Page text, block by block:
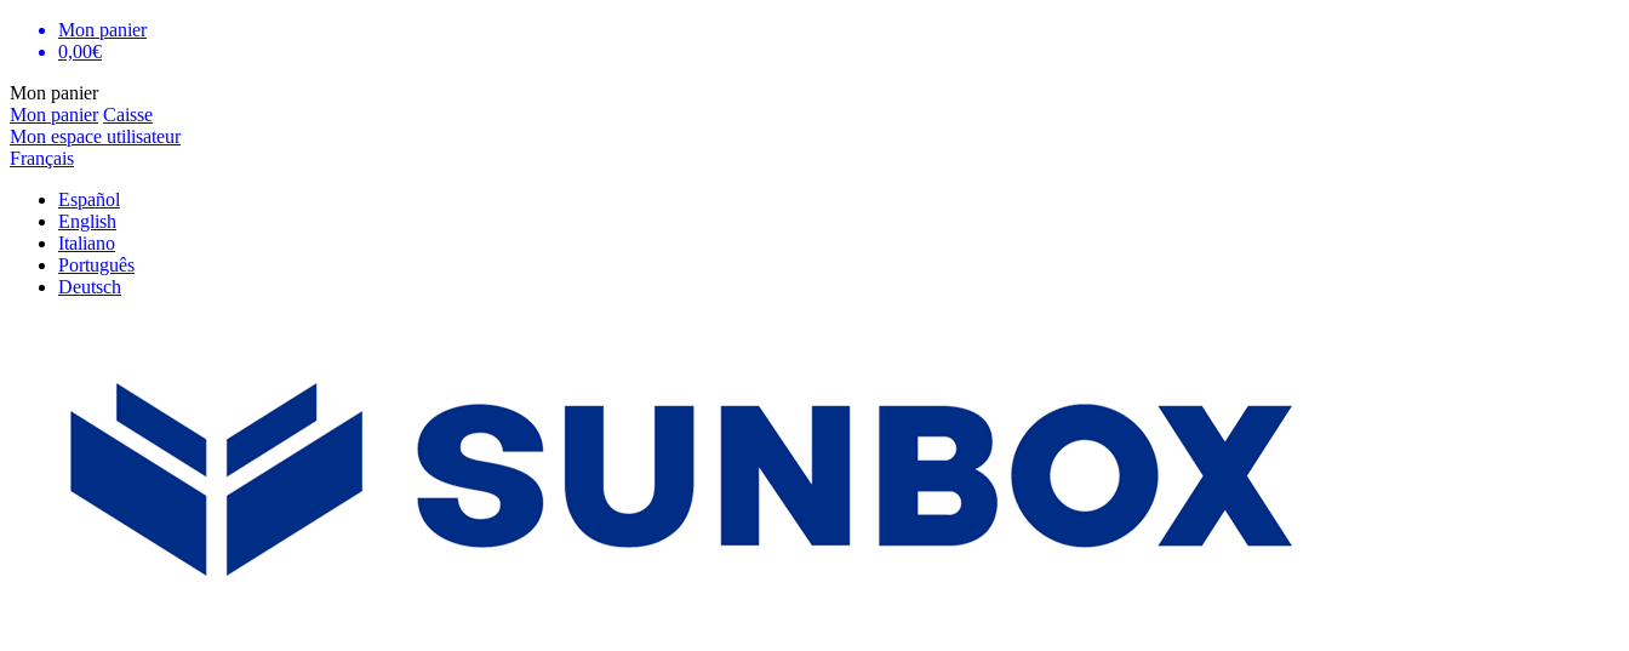
Mon panier
0,00€
Mon panier
Mon panier Caisse
Mon espace utilisateur
Français
Español
English
Italiano
Português
Deutsch